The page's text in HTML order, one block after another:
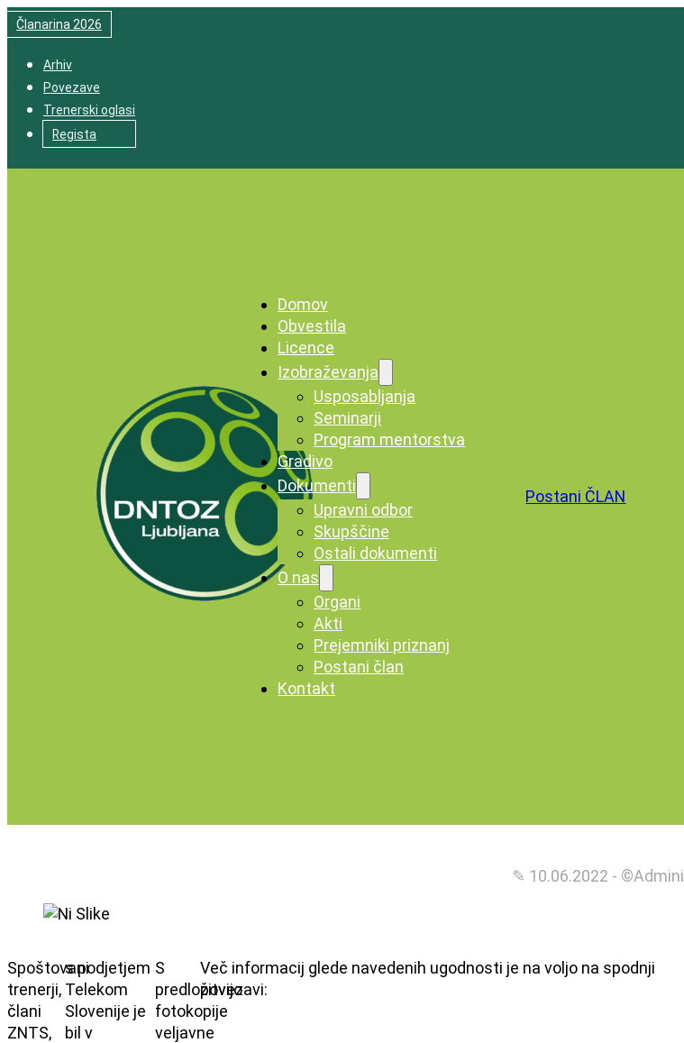
Članarina 2026
Arhiv
Povezave
Trenerski oglasi
Regista
Domov
Obvestila
Licence
Izobraževanja
Usposabljanja
Seminarji
Program mentorstva
Gradivo
Dokumenti
Upravni odbor
Skupščine
Ostali dokumenti
O nas
Organi
Akti
Prejemniki priznanj
Postani član
Kontakt
Postani ČLAN
✎ 10.06.2022 -
Spoštovani
trenerji,
člani
ZNTS,
s podjetjem
Telekom
Slovenije je
bil v
S
predložitvijo
fotokopije
veljavne
Več informacij glede navedenih ugodnosti je na voljo na spodnji
povezavi: